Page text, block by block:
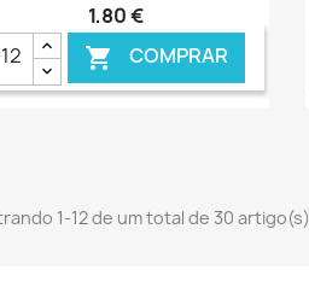
1,80 €
 COMPRAR
1-12 de um total de 30 artigo(s)